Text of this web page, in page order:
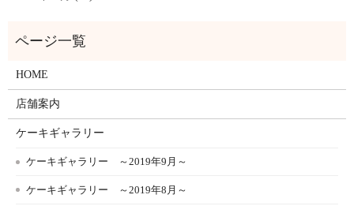
HOME
店舗案内
ケーキギャラリー
ケーキギャラリー ～2019年9月～
ケーキギャラリー ～2019年8月～